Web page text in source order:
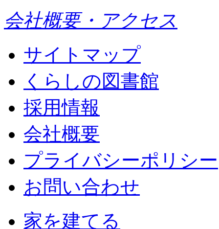
会社概要・アクセス
サイトマップ
くらしの図書館
採用情報
会社概要
プライバシーポリシー
お問い合わせ
家を建てる